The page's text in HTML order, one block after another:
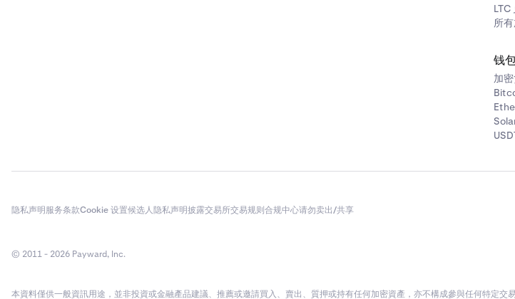
LTC
所
钱
加
隐私声明服务条款Cookie 设置候选人隐私声明披露交易所交易规则合规中心请勿卖出/共享
© 2011 - 2026 Payward, Inc.
本資料僅供一般資訊用途，並非投資或金融產品建議、推薦或邀請買入、賣出、質押或持有任何加密資產，亦不構成參與任何特定